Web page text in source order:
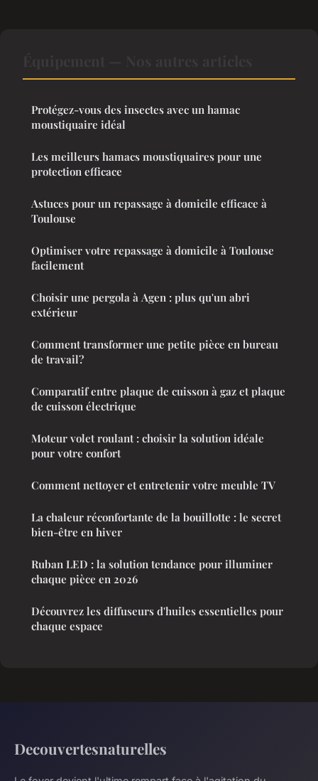
Protégez-vous des insectes avec un hamac
moustiquaire idéal
Les meilleurs hamacs moustiquaires pour une
protection efficace
Astuces pour un repassage à domicile efficace à
Toulouse
Optimiser votre repassage à domicile à Toulouse
facilement
Choisir une pergola à Agen : plus qu'un abri
extérieur
Comment transformer une petite pièce en bureau
de travail?
Comparatif entre plaque de cuisson à gaz et plaque
de cuisson électrique
Moteur volet roulant : choisir la solution idéale
pour votre confort
Comment nettoyer et entretenir votre meuble TV
La chaleur réconfortante de la bouillotte : le secret
bien-être en hiver
Ruban LED : la solution tendance pour illuminer
chaque pièce en 2026
Découvrez les diffuseurs d'huiles essentielles pour
chaque espace
Decouvertesnaturelles